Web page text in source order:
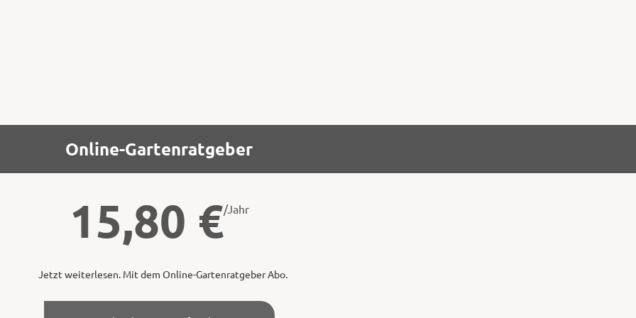
Online-Gartenratgeber
15,80 €/Jahr
Jetzt weiterlesen. Mit dem Online-Gartenratgeber Abo.